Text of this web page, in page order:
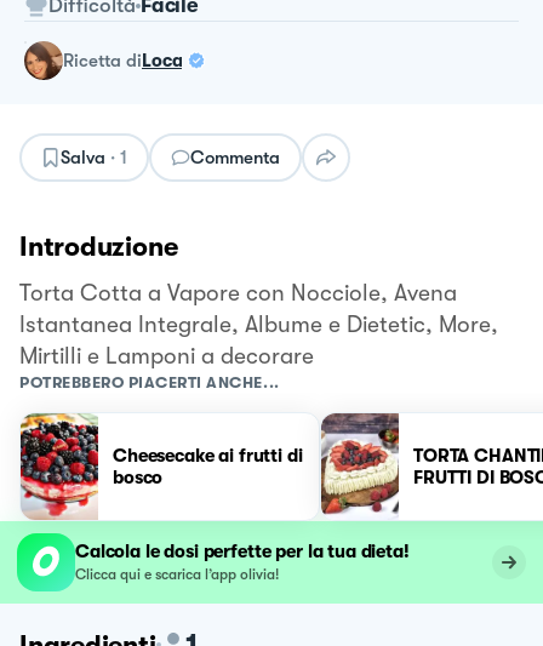
Difficoltà Facile
ricetta diLoca
Salva · 1 Commenta
Introduzione
Torta Cotta a Vapore con Nocciole, Avena
Istantanea Integrale, Albume e Dietetic, More,
Mirtilli e Lamponi a decorare
POTREBBERO PIACERTI ANCHE...
Cheesecake ai frutti di
bosco
TORTA
FRUTTI DI
Calcola le dosi perfette per la tua dieta!
Clicca qui e scarica l’app olivia!